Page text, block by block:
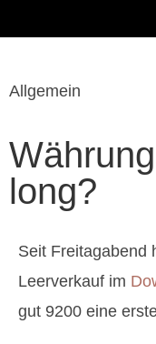
Allgemein
long?
Seit Freitagabend
Leerverkauf im
gut 9200 eine